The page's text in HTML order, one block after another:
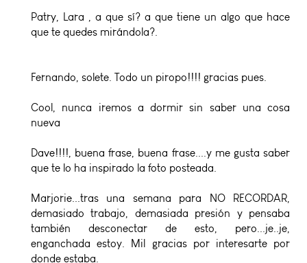
Patry, Lara , a que sí? a que tiene un algo que hace
que te quedes mirándola?.
Fernando, solete. Todo un piropo!!!! gracias pues.
Cool, nunca iremos a dormir sin saber una cosa
nueva
Dave!!!!, buena frase, buena frase....y me gusta saber
que te lo ha inspirado la foto posteada.
Marjorie...tras una semana para NO RECORDAR,
demasiado trabajo, demasiada presión y pensaba
también desconectar de esto, pero...je..je,
enganchada estoy. Mil gracias por interesarte por
donde estaba.